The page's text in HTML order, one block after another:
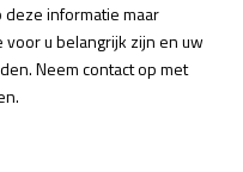
informatie maar
u belangrijk zijn en uw
Neem contact op met